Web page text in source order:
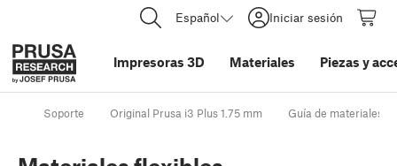
Español Iniciar sesión
Impresoras 3D Materiales Piezas y
Soporte Original Prusa i3 Plus 1.75 mm Guía de materiales